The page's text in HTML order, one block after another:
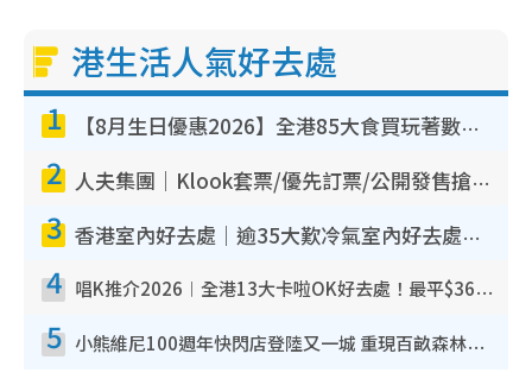
港生活人氣好去處
1 【8月生日優惠2026】全港85大食買玩著數攻略 自助餐/火鍋放題同行免費＋誠品/DONKI送現金券
2 人夫集團｜Klook套票/優先訂票/公開發售搶飛攻略！附票價.購票連結.場地座位表
3 香港室內好去處｜逾35大歎冷氣室內好去處推介 室內活動免費避雨無懼落雨
4 唱K推介2026︱全港13大卡啦OK好去處！最平$36起 日文K都有！(附地址+收費詳情)
5 小熊維尼100週年快閃店登陸又一城 重現百畝森林經典場景／獨家限定盲盒登場／專屬DIY香水